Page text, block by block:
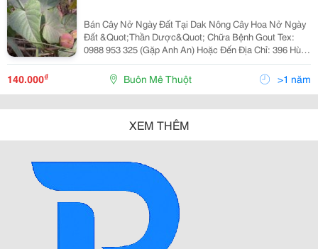
Bán Cây Nở Ngày Đất Tại Dak Nông Cây Hoa Nở Ngày
Đất &Quot;Thần Dược&Quot; Chữa Bệnh Gout Tex:
0988 953 325 (Gặp Anh An) Hoặc Đến Địa Chỉ: 396 Hùng
Vương - Tp. Buôn Mê Thuột - Đắklắk Giao Cây Thuốc
Quá Xe Buyt Tới Các Tỉnh Lân Cận. Cây Nở Ngày Đ
140.000₫ Buôn Mê Thuột >1 năm
XEM THÊM